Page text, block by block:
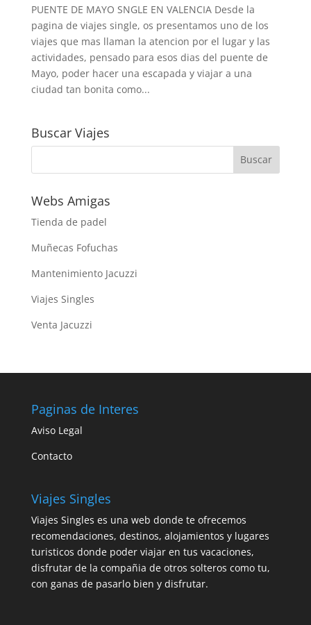
PUENTE DE MAYO SNGLE EN VALENCIA Desde la
pagina de viajes single, os presentamos uno de los
viajes que mas llaman la atencion por el lugar y las
actividades, pensado para esos dias del puente de
Mayo, poder hacer una escapada y viajar a una
ciudad tan bonita como...
Buscar Viajes
Webs Amigas
Tienda de padel
Muñecas Fofuchas
Mantenimiento Jacuzzi
Viajes Singles
Venta Jacuzzi
Paginas de Interes
Aviso Legal
Contacto
Viajes Singles
Viajes Singles es una web donde te ofrecemos
recomendaciones, destinos, alojamientos y lugares
turisticos donde poder viajar en tus vacaciones,
disfrutar de la compañia de otros solteros como tu,
con ganas de pasarlo bien y disfrutar.